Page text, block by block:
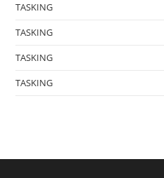
TASKING
TASKING
TASKING
TASKING